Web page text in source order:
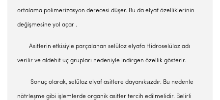
ortalama polimerizasyon derecesi düşer. Bu da elyaf özelliklerinin
değişmesine yol açar .
Asitlerin etkisiyle parçalanan selüloz elyafa Hidroselüloz adı
verilir ve aldehit uç grupları nedeniyle indirgen özellik gösterir.
Sonuç olarak, selüloz elyaf asitlere dayanıksızdır. Bu nedenle
nötrleşme gibi işlemlerde organik asitler tercih edilmelidir. Belirli